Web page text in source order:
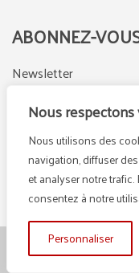
Nous
Nous utilisons des
navigation, diffuser
et analyser notre trafic.
consentez à notre
Personnaliser
ABONNEZ-
Newsletter
LinkedIn
Instagram
©